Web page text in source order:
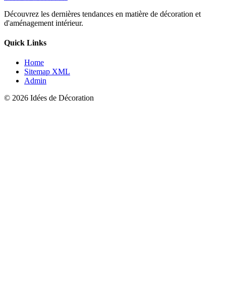
Découvrez les dernières tendances en matière de décoration et
d'aménagement intérieur.
Quick Links
Home
Sitemap XML
Admin
© 2026 Idées de Décoration